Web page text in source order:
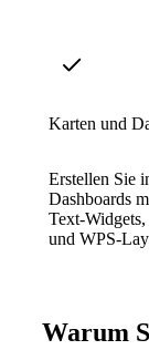
Karten und
Erstellen Sie
Dashboards
Text-
und WPS-
Warum